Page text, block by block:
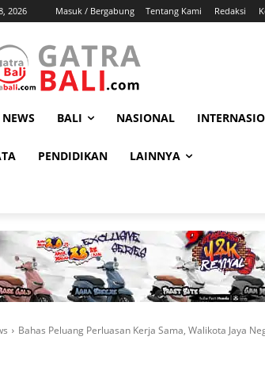
2026 Masuk / Bergabung Tentang Kami Redaksi
NEWS BALI NASIONAL
PENDIDIKAN LAINNYA
Bahas Peluang Perluasan Kerja Sama, Walikota Jaya